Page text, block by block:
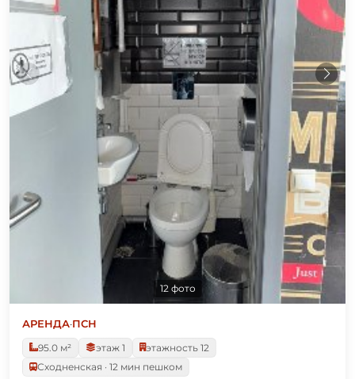
12 фото
АРЕНДА·ПСН
95.0 м²
этаж 1
этажность 12
Сходненская · 12 мин пешком